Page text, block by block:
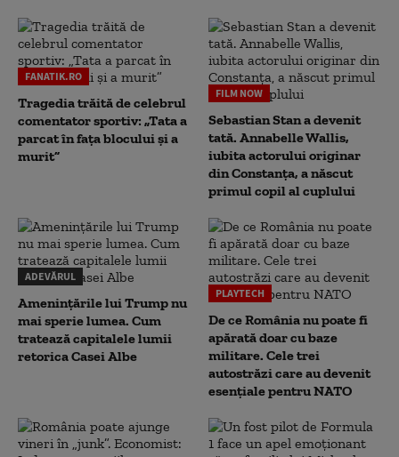
FANATIK.RO
Tragedia trăită de celebrul
comentator sportiv: „Tata a
parcat în fața blocului și a
murit”
FILM NOW
Sebastian Stan a devenit
tată. Annabelle Wallis,
iubita actorului originar
din Constanța, a născut
primul copil al cuplului
ADEVĂRUL
Amenințările lui Trump nu
mai sperie lumea. Cum
tratează capitalele lumii
retorica Casei Albe
PLAYTECH
De ce România nu poate fi
apărată doar cu baze
militare. Cele trei
autostrăzi care au devenit
esențiale pentru NATO